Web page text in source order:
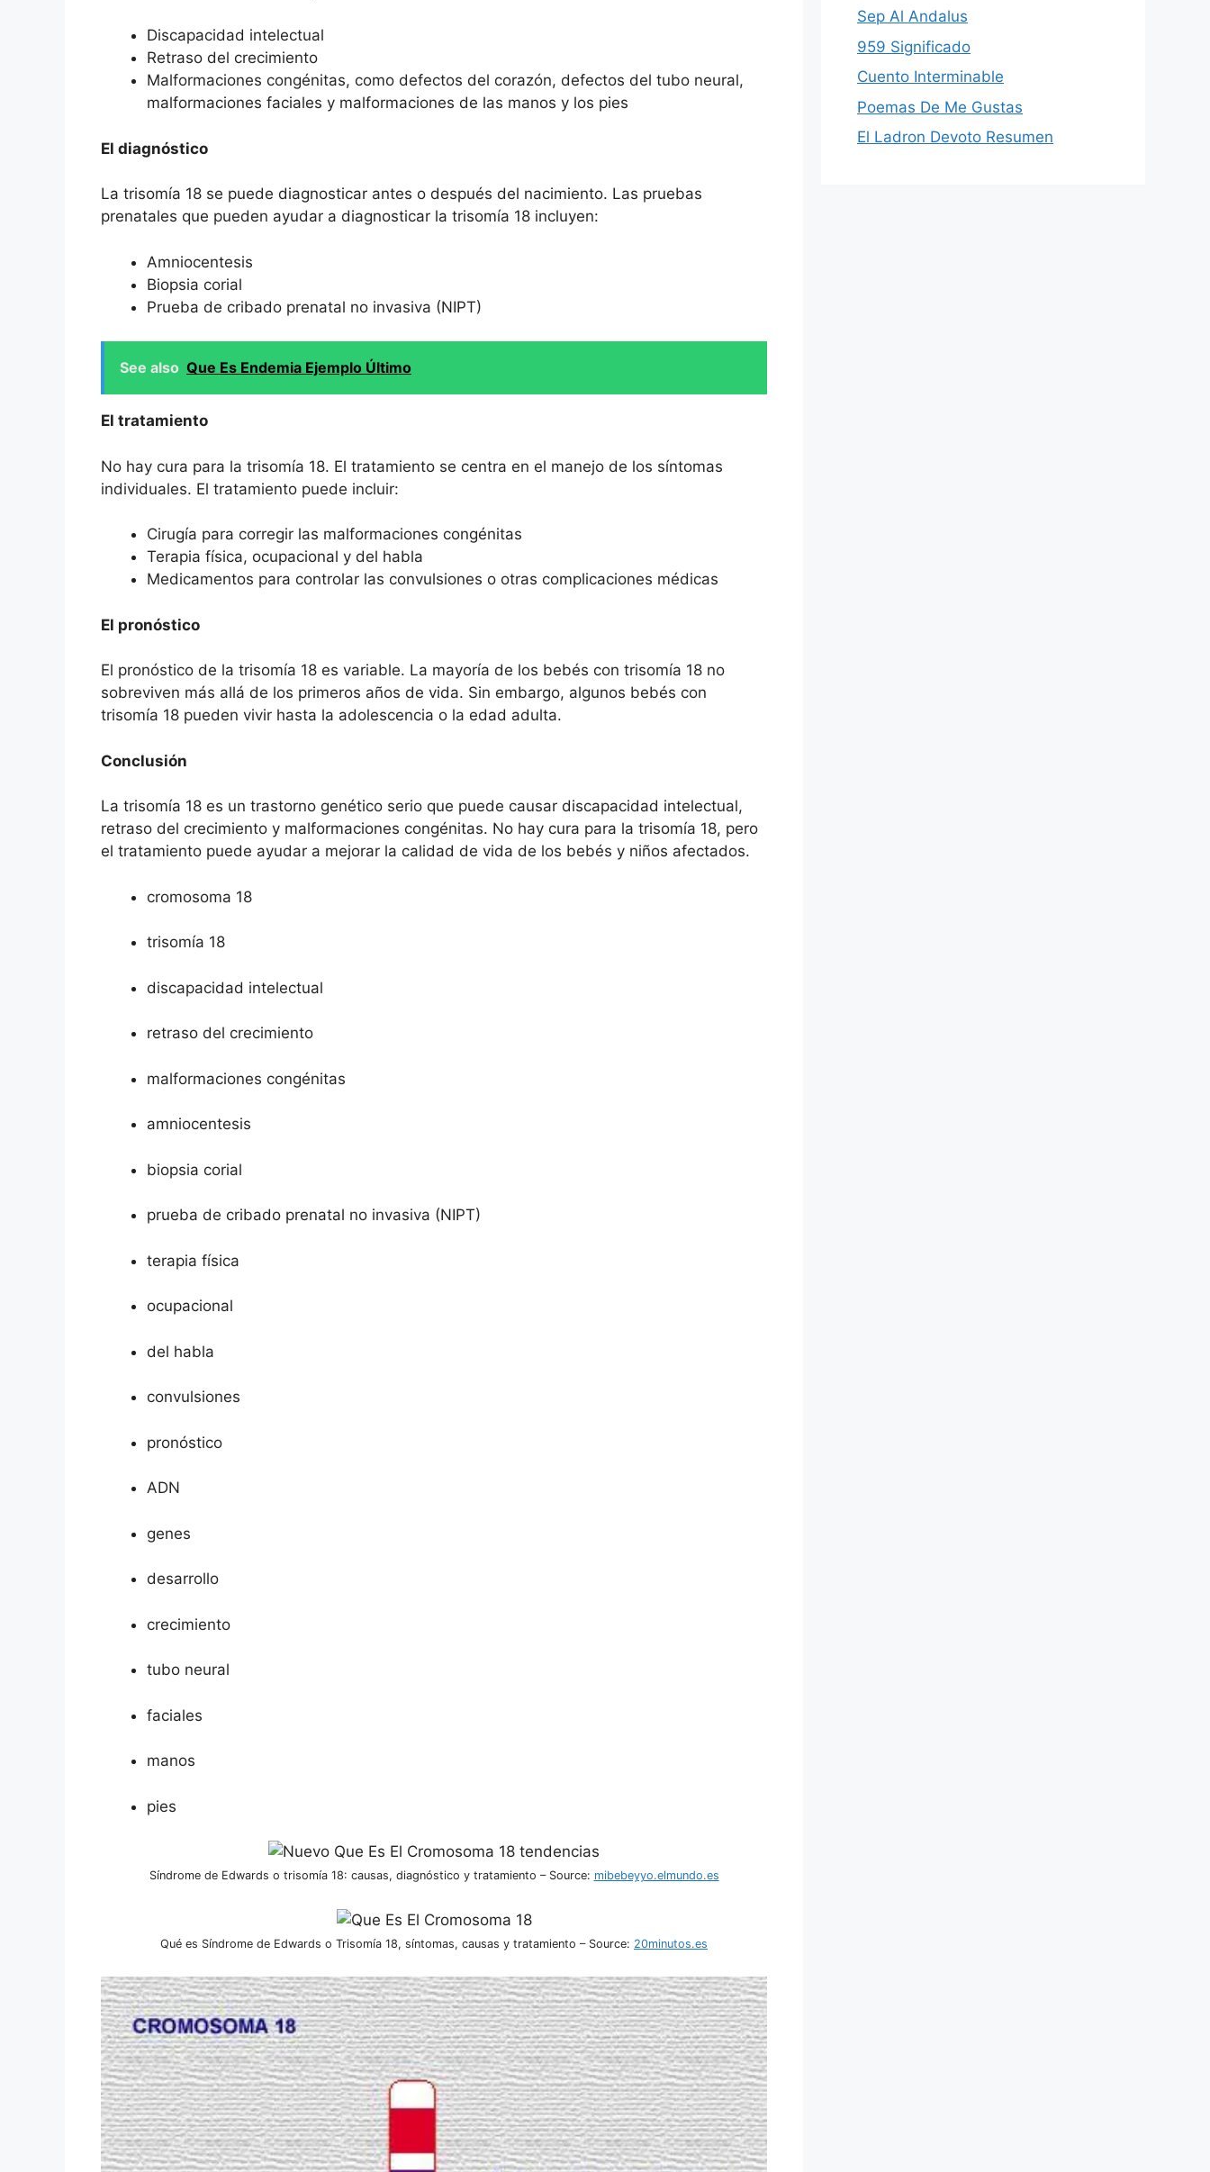
Discapacidad intelectual
Retraso del crecimiento
Malformaciones congénitas, como defectos del corazón, defectos del tubo neural,
malformaciones faciales y malformaciones de las manos y los pies
El diagnóstico
La trisomía 18 se puede diagnosticar antes o después del nacimiento. Las pruebas
prenatales que pueden ayudar a diagnosticar la trisomía 18 incluyen:
Amniocentesis
Biopsia corial
Prueba de cribado prenatal no invasiva (NIPT)
See also Que Es Endemia Ejemplo Último
El tratamiento
No hay cura para la trisomía 18. El tratamiento se centra en el manejo de los síntomas
individuales. El tratamiento puede incluir:
Cirugía para corregir las malformaciones congénitas
Terapia física, ocupacional y del habla
Medicamentos para controlar las convulsiones o otras complicaciones médicas
El pronóstico
El pronóstico de la trisomía 18 es variable. La mayoría de los bebés con trisomía 18 no
sobreviven más allá de los primeros años de vida. Sin embargo, algunos bebés con
trisomía 18 pueden vivir hasta la adolescencia o la edad adulta.
Conclusión
La trisomía 18 es un trastorno genético serio que puede causar discapacidad intelectual,
retraso del crecimiento y malformaciones congénitas. No hay cura para la trisomía 18, pero
el tratamiento puede ayudar a mejorar la calidad de vida de los bebés y niños afectados.
cromosoma 18
trisomía 18
discapacidad intelectual
retraso del crecimiento
malformaciones congénitas
amniocentesis
biopsia corial
prueba de cribado prenatal no invasiva (NIPT)
terapia física
ocupacional
del habla
convulsiones
pronóstico
ADN
genes
desarrollo
crecimiento
tubo neural
faciales
manos
pies
Síndrome de Edwards o trisomía 18: causas, diagnóstico y tratamiento – Source: mibebeyyo.elmundo.es
Qué es Síndrome de Edwards o Trisomía 18, síntomas, causas y tratamiento – Source: 20minutos.es
Sep Al Andalus
959 Significado
Cuento Interminable
Poemas De Me Gustas
El Ladron Devoto Resumen